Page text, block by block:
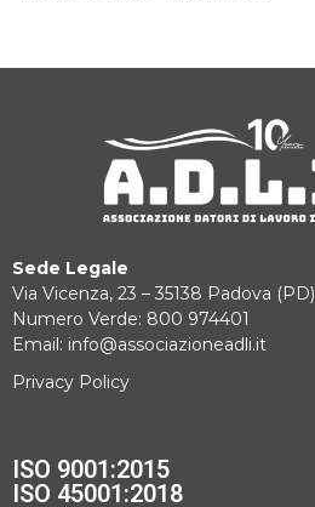
Sede Legale
Via Vicenza, 23 – 35138 Padova (PD)
Numero Verde: 800 974401
Email: info@associazioneadli.it
Privacy Policy
ISO 9001:2015
ISO 45001:2018